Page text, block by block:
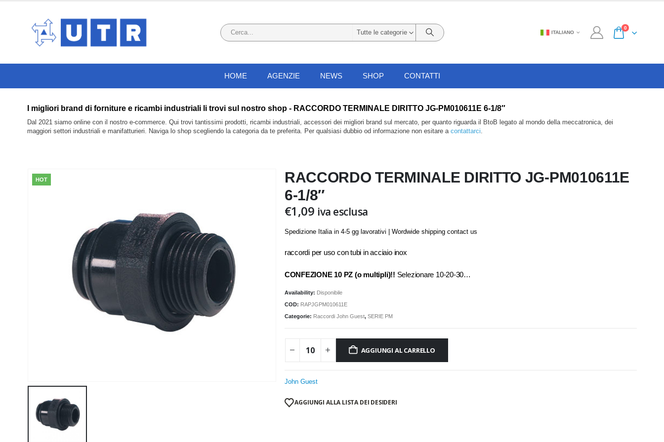
Tutte le categorie ITALIANO
0
HOME AGENZIE NEWS SHOP CONTATTI
I migliori brand di forniture e ricambi industriali li trovi sul nostro shop - RACCORDO TERMINALE DIRITTO JG-PM010611E 6-1/8″
Dal 2021 siamo online con il nostro e-commerce. Qui trovi tantissimi prodotti, ricambi industriali, accessori dei migliori brand sul mercato, per quanto riguarda il BtoB legato al mondo della meccatronica, dei
maggiori settori industriali e manifatturieri. Naviga lo shop scegliendo la categoria da te preferita. Per qualsiasi dubbio od informazione non esitare a contattarci
HOT
RACCORDO TERMINALE DIRITTO JG-PM010611E
6-1/8″
€1,09 iva esclusa
Spedizione Italia in 4-5 gg lavorativi | Wordwide shipping contact us
raccordi per uso con tubi in acciaio inox
CONFEZIONE 10 PZ (o multipli)!! Selezionare 10-20-30…
Availability: Disponibile
COD: RAPJGPM010611E
Categorie: Raccordi John Guest, SERIE PM
AGGIUNGI AL CARRELLO
John Guest
AGGIUNGI ALLA LISTA DEI DESIDERI